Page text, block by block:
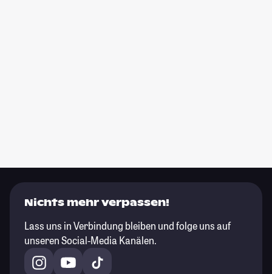
Nichts mehr verpassen!
Lass uns in Verbindung bleiben und folge uns auf
unseren Social-Media Kanälen.